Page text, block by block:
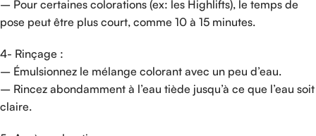
– Pour certaines colorations (ex: les Highlifts), le temps de
pose peut être plus court, comme 10 à 15 minutes.
4- Rinçage :
– Émulsionnez le mélange colorant avec un peu d’eau.
– Rincez abondamment à l’eau tiède jusqu’à ce que l’eau soit
claire.